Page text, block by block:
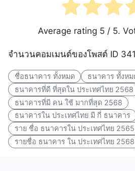
Average rating 5 / 5.
จำนวนคอมเมนต์ของโพสต์ ID
ชื่อธนาคาร ทั้งหมด
ธนาคาร ทั้งห
ธนาคารที่ดี ที่สุดใน ประเทศไทย 2568
ธนาคารที่มี คน ใช้ มากที่สุด 2568
ธนาคารใน ประเทศไทย มี กี่ ธนาคาร
ราย ชื่อ ธนาคารใน ประเทศไทย 2565
รายชื่อ ธนาคาร ใน ประเทศไทย 2568